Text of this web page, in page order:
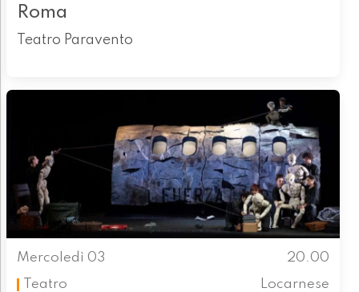
Roma
Teatro Paravento
Mercoledì 03
20.00
Teatro
Locarnese